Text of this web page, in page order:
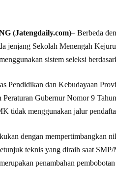
(Jatengdaily.com)– Berbeda
jenjang Sekolah Menengah
sistem seleksi
Pendidikan dan Kebudayaan
Peraturan Gubernur Nomor 9
tidak menggunakan jalur
dengan mempertimbangkan
teknis yang diraih saat
penambahan